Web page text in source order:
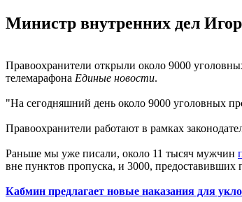
Министр внутренних дел
Правоохранители открыли около 9000
телемарафона Единые новости.
"На сегодняшний день около 9000 уголовных
Правоохранители работают в рамках
Раньше мы уже писали, около 11 тысяч мужчин
вне пунктов пропуска, и 3000,
Кабмин предлагает новые наказания для